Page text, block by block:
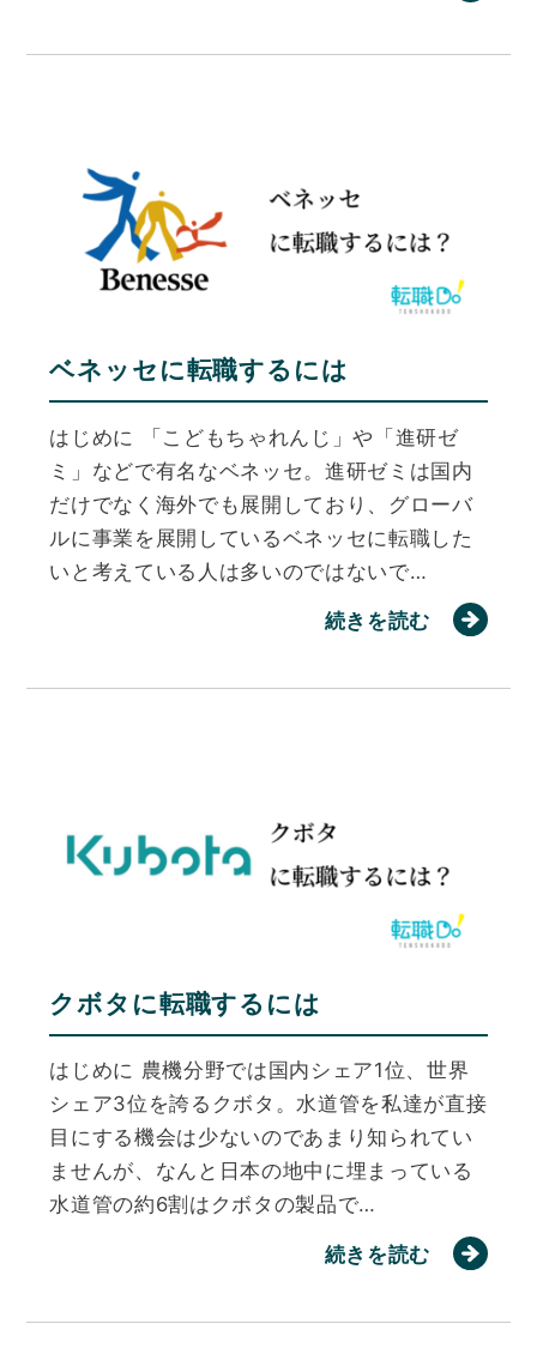
ベネッセに転職するには
はじめに 「こどもちゃれんじ」や「進研ゼ
ミ」などで有名なベネッセ。進研ゼミは国内
だけでなく海外でも展開しており、グローバ
ルに事業を展開しているベネッセに転職した
いと考えている人は多いのではないで…
続きを読む
クボタに転職するには
はじめに 農機分野では国内シェア1位、世界
シェア3位を誇るクボタ。水道管を私達が直接
目にする機会は少ないのであまり知られてい
ませんが、なんと日本の地中に埋まっている
水道管の約6割はクボタの製品で…
続きを読む